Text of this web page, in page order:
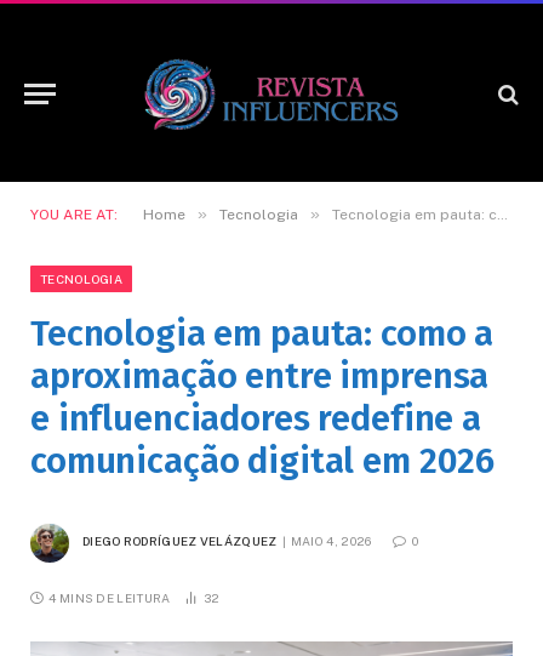
YOU ARE AT: Home » Tecnologia » Tecnologia em pauta: como a aproximação entre imprensa e influenciadores redefine a comunicação digital em 2026
TECNOLOGIA
Tecnologia em pauta: como a
aproximação entre imprensa
e influenciadores redefine a
comunicação digital em 2026
DIEGO RODRÍGUEZ VELÁZQUEZ MAIO 4, 2026 0
4 MINS DE LEITURA 32